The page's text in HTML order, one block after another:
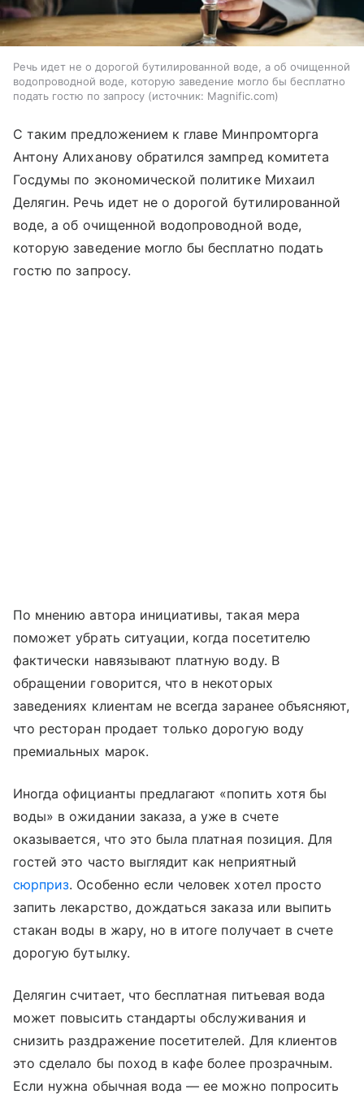
Речь идет не о дорогой бутилированной воде, а об очищенной
водопроводной воде, которую заведение могло бы бесплатно
подать гостю по запросу
источник: Magnific.com
С таким предложением к главе Минпромторга
Антону Алиханову обратился зампред комитета
Госдумы по экономической политике Михаил
Делягин. Речь идет не о дорогой бутилированной
воде, а об очищенной водопроводной воде,
которую заведение могло бы бесплатно подать
гостю по запросу.
По мнению автора инициативы, такая мера
поможет убрать ситуации, когда посетителю
фактически навязывают платную воду. В
обращении говорится, что в некоторых
заведениях клиентам не всегда заранее объясняют,
что ресторан продает только дорогую воду
премиальных марок.
Иногда официанты предлагают «попить хотя бы
воды» в ожидании заказа, а уже в счете
оказывается, что это была платная позиция. Для
гостей это часто выглядит как неприятный
сюрприз. Особенно если человек хотел просто
запить лекарство, дождаться заказа или выпить
стакан воды в жару, но в итоге получает в счете
дорогую бутылку.
Делягин считает, что бесплатная питьевая вода
может повысить стандарты обслуживания и
снизить раздражение посетителей. Для клиентов
это сделало бы поход в кафе более прозрачным.
Если нужна обычная вода — ее можно попросить